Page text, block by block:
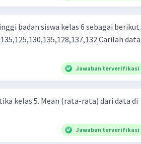
badan siswa kelas 6 sebagai berikut.
Carilah data
Jawaban terverifikasi
rata) dari data di
Jawaban terverifikasi